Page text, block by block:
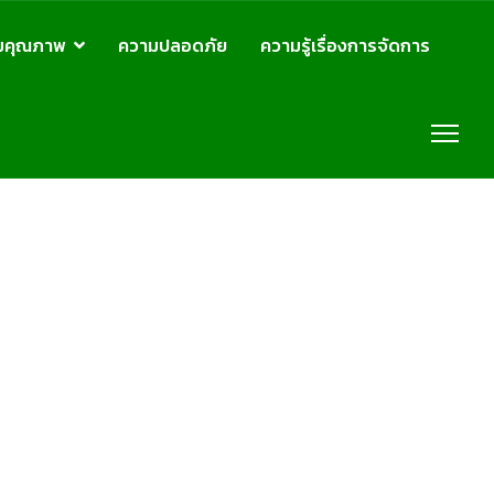
คุณภาพ ความปลอดภัย ความรู้เรื่องการจัดการ